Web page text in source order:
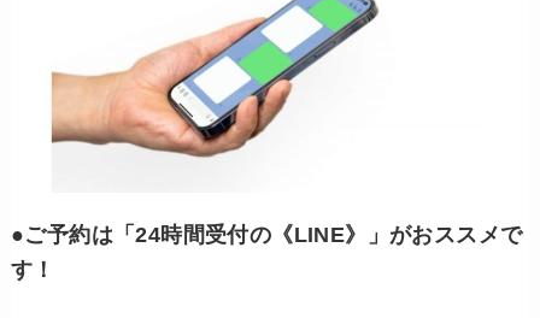
●ご予約は「24時間受付の《LINE》」がおススメで
す！